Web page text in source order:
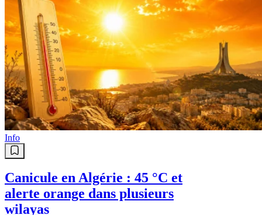
Info
Canicule en Algérie : 45 °C et
alerte orange dans plusieurs